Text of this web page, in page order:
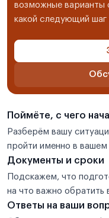
возможные варианты
какой следующий шаг
Поймёте, с чего
Разберём вашу
пройти именно в вашем
Документы и сроки
Подскажем, что
на что важно обратить
Ответы на ваши